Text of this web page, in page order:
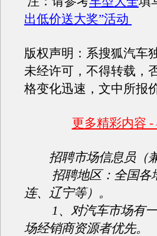
出低价送大奖”活动
版权声明：系搜狐汽车
未经许可，不得转载，
格变化迅速，文中所报
更多精彩内容
招聘市场信息员（兼
招聘地区：全国各地
连、辽宁等）。
1、对汽车市场有一
场经销商资源者优先。